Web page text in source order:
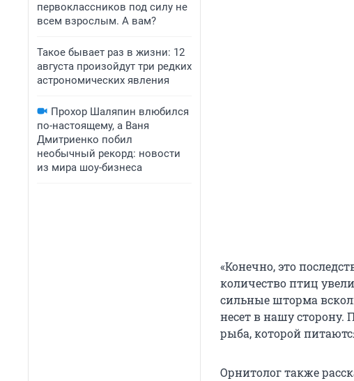
первоклассников под силу не
всем взрослым. А вам?
Такое бывает раз в жизни: 12
августа произойдут три редких
астрономических явления
Прохор Шаляпин влюбился
по-настоящему, а Ваня
Дмитриенко побил
необычный рекорд: новости
из мира шоу-бизнеса
«Конечно, это
количество птиц
сильные шторма
несет в нашу
рыба, которой
Орнитолог также